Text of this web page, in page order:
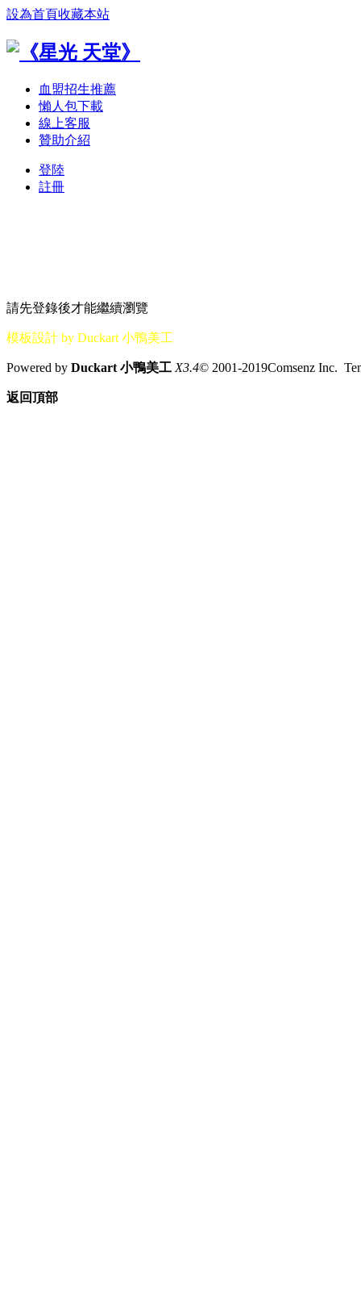
設為首頁收藏本站
血盟招生推薦
懶人包下載
線上客服
贊助介紹
登陸
註冊
請先登錄後才能繼續瀏覽
模板設計 by Duckart 小鴨美工
Powered by Duckart 小鴨美工 X3.4© 2001-2019Comsenz Inc.
返回頂部